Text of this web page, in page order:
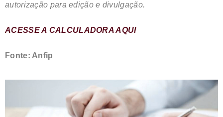
autorização para edição e divulgação.
ACESSE A CALCULADORA AQUI
Fonte: Anfip